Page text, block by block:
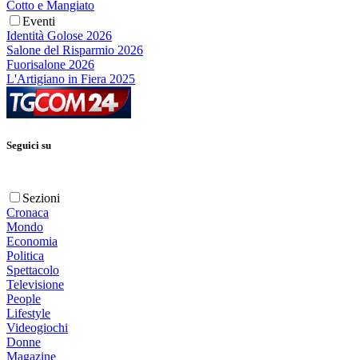
Cotto e Mangiato
Eventi
Identità Golose 2026
Salone del Risparmio 2026
Fuorisalone 2026
L'Artigiano in Fiera 2025
Seguici su
Sezioni
Cronaca
Mondo
Economia
Politica
Spettacolo
Televisione
People
Lifestyle
Videogiochi
Donne
Magazine